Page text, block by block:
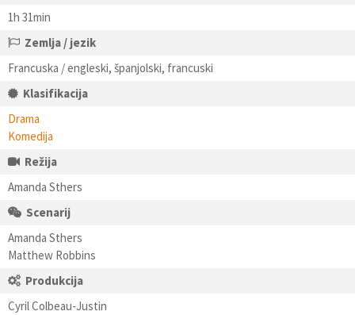
1h 31min
Zemlja / jezik
Francuska / engleski, španjolski, francuski
Klasifikacija
Drama
Komedija
Režija
Amanda Sthers
Scenarij
Amanda Sthers
Matthew Robbins
Produkcija
Cyril Colbeau-Justin